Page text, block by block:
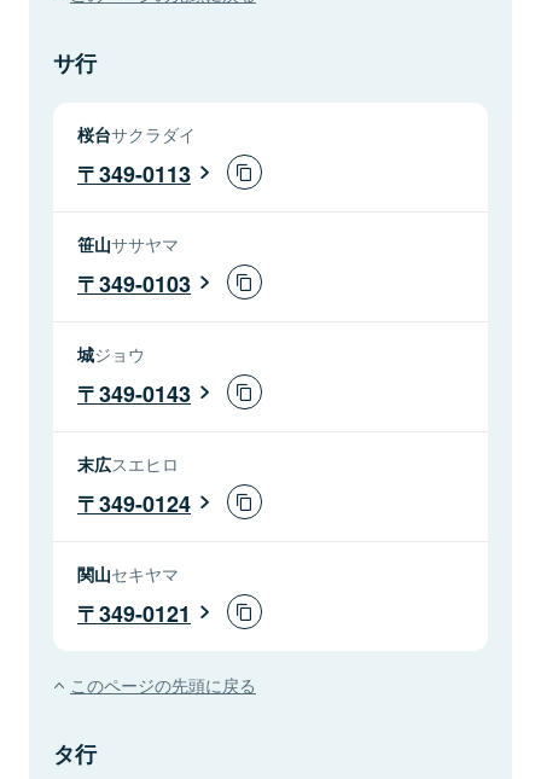
サ行
桜台サクラダイ
349-0113
笹山ササヤマ
349-0103
城ジョウ
349-0143
末広スエヒロ
349-0124
関山セキヤマ
349-0121
このページの先頭に戻る
タ行